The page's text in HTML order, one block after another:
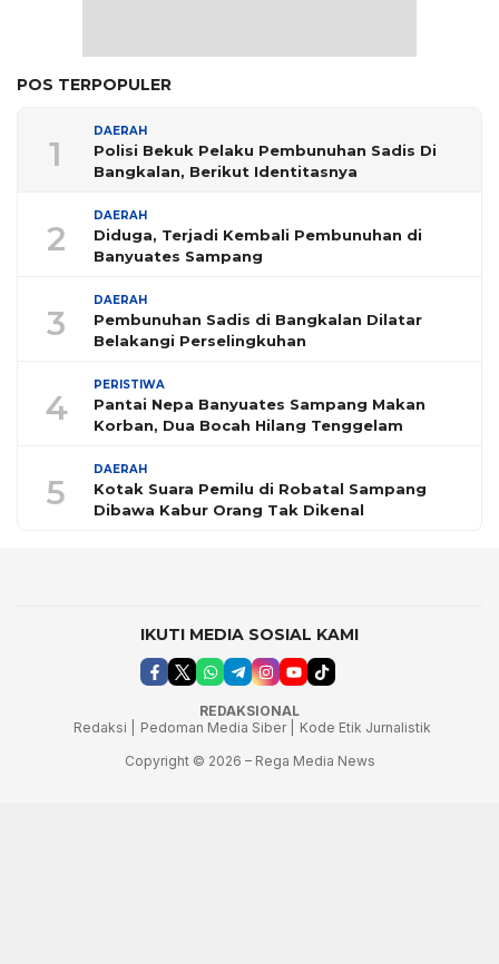
POS TERPOPULER
1
DAERAH
Polisi Bekuk Pelaku Pembunuhan Sadis Di
Bangkalan, Berikut Identitasnya
2
DAERAH
Diduga, Terjadi Kembali Pembunuhan di
Banyuates Sampang
3
DAERAH
Pembunuhan Sadis di Bangkalan Dilatar
Belakangi Perselingkuhan
4
PERISTIWA
Pantai Nepa Banyuates Sampang Makan
Korban, Dua Bocah Hilang Tenggelam
5
DAERAH
Kotak Suara Pemilu di Robatal Sampang
Dibawa Kabur Orang Tak Dikenal
IKUTI MEDIA SOSIAL KAMI
REDAKSIONAL
Redaksi |
Pedoman Media Siber |
Kode Etik Jurnalistik
Copyright © 2026 – Rega Media News